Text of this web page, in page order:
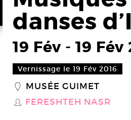
danses
19 Fév - 19 Fév
Vernissage le 19 Fév 2016
_ MUSÉE GUIMET
S FERESHTEH NASR